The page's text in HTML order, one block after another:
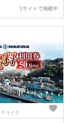
1サイトで掲載中
ョイス